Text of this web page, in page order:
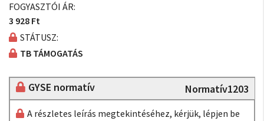
FOGYASZTÓI ÁR:
3 928 Ft
STÁTUSZ:
TB TÁMOGATÁS
GYSE normatív Normatív1203
A részletes leírás megtekintéséhez, kérjük, lépjen be